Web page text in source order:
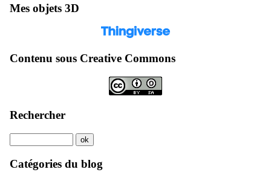
Mes objets 3D
Contenu sous Creative Commons
Rechercher
Catégories du blog